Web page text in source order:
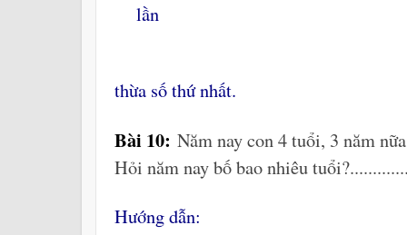
lần
thừa số thứ nhất.
Bài 10: Năm nay con 4 tuổi, 3 năm
Hỏi năm nay bố bao nhiêu
Hướng dẫn: